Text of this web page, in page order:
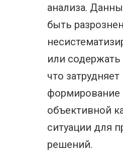
анализа.
быть
или
что затрудняет
формирование
объективной
ситуации для
решений.